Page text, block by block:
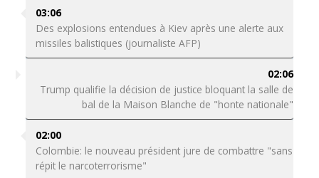
03:06
Des explosions entendues à Kiev après une alerte aux
missiles balistiques (journaliste AFP)
02:06
Trump qualifie la décision de justice bloquant la salle de
bal de la Maison Blanche de "honte nationale"
02:00
Colombie: le nouveau président jure de combattre "sans
répit le narcoterrorisme"